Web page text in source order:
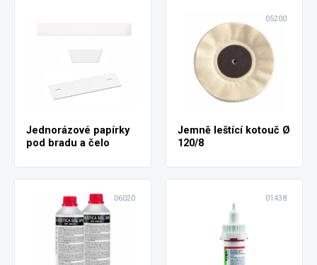
Jednorázové papírky
pod bradu a čelo
05200
Jemně leštící kotouč Ø
120/8
06020 01438